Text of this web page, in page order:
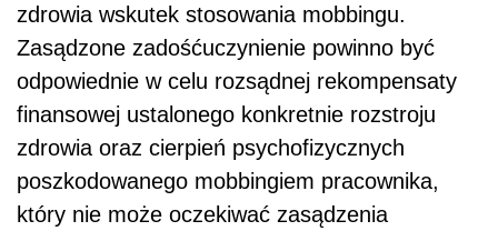
zdrowia wskutek stosowania mobbingu.
Zasądzone zadośćuczynienie powinno być
odpowiednie w celu rozsądnej rekompensaty
finansowej ustalonego konkretnie rozstroju
zdrowia oraz cierpień psychofizycznych
poszkodowanego mobbingiem pracownika,
który nie może oczekiwać zasądzenia